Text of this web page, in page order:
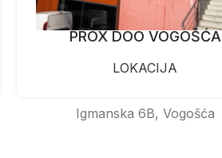
PROX DOO VOGOŠĆA
LOKACIJA
Igmanska 6B, Vogošća